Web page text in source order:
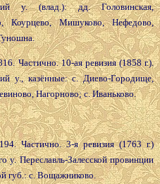
у. (влад.): дд. Головинская,
Коурцево, Мишуково, Нефедово,
Частично. 10-ая ревизия (1858 г.).
у., казённые: с. Диево-Городище,
Нагорново; с. Иваньково.
Частично. 3-я ревизия (1763 г.)
у. Переславль-Залесской провинции
губ.: с. Вощажниково.